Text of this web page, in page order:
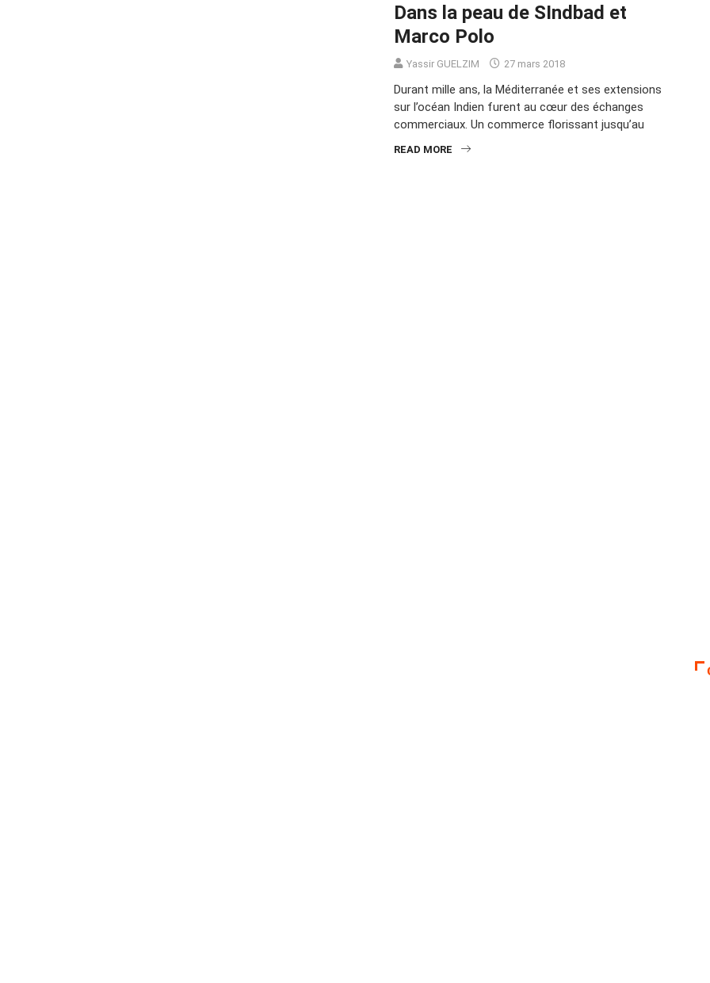
Dans la peau de SIndbad et
Marco Polo
Yassir GUELZIM 27 mars 2018
Durant mille ans, la Méditerranée et ses extensions
sur l’océan Indien furent au cœur des échanges
commerciaux. Un commerce florissant jusqu’au
READ MORE